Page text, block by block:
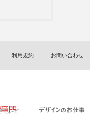
利用規約 お問い合わせ